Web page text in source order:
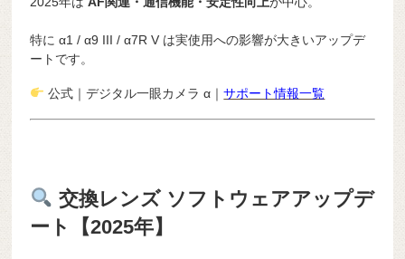
特に α1 / α9 III / α7R V は実使用への影響が大きいアップデ
ートです。
公式｜デジタル一眼カメラ α｜サポート情報一覧
交換レンズ ソフトウェアアップデ
ート【2025年】